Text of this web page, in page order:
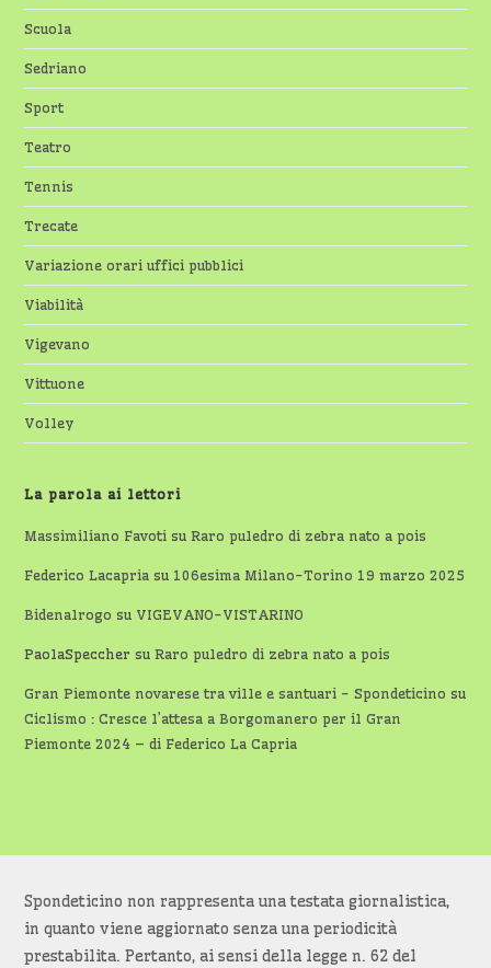
Scuola
Sedriano
Sport
Teatro
Tennis
Trecate
Variazione orari uffici pubblici
Viabilità
Vigevano
Vittuone
Volley
La parola ai lettori
Massimiliano Favoti suRaro puledro di zebra nato a pois
Federico Lacapria su 106esima Milano-Torino 19 marzo 2025
Bidenalrogo su VIGEVANO-VISTARINO
PaolaSpeccher suRaro puledro di zebra nato a pois
Gran Piemonte novarese tra ville e santuari - Spondeticino su
Ciclismo : Cresce l’attesa a Borgomanero per il Gran
Piemonte 2024 – di Federico La Capria
Spondeticino non rappresenta una testata giornalistica,
in quanto viene aggiornato senza una periodicità
prestabilita. Pertanto, ai sensi della legge n. 62 del